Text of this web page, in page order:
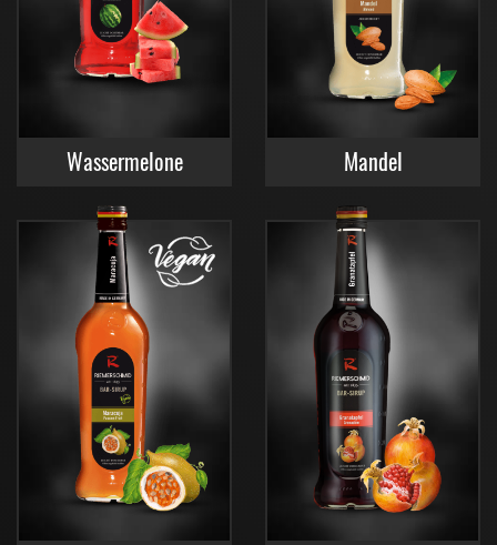
Wassermelone Mandel